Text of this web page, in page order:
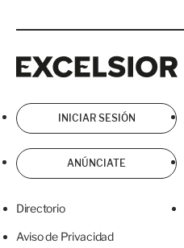
INICIAR SESIÓN
ANÚNCIATE
Directorio
Aviso de Privacidad